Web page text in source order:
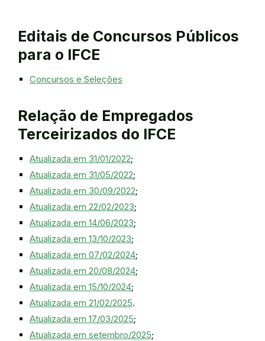
Editais de Concursos Públicos
para o IFCE
Concursos e Seleções
Relação de Empregados
Terceirizados do IFCE
Atualizada em 31/01/2022;
Atualizada em 31/05/2022;
Atualizada em 30/09/2022;
Atualizada em 22/02/2023;
Atualizada em 14/06/2023;
Atualizada em 13/10/2023;
Atualizada em 07/02/2024;
Atualizada em 20/08/2024;
Atualizada em 15/10/2024;
Atualizada em 21/02/2025.
Atualizada em 17/03/2025;
Atualizada em setembro/2025;